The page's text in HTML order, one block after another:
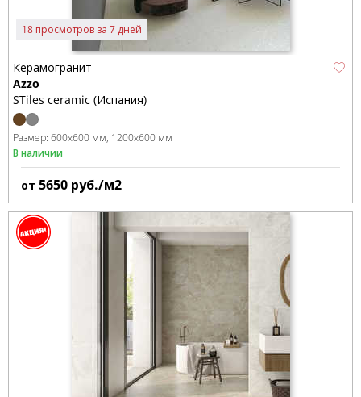
18 просмотров за 7 дней
Керамогранит
Azzo
STiles ceramic (Испания)
Размер: 600x600 мм 1200x600 мм
В наличии
от 5650 руб./м2